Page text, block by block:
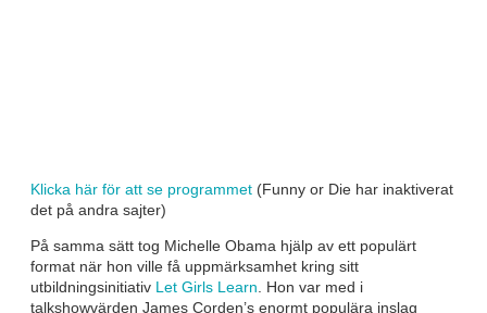
Klicka här för att se programmet (Funny or Die har inaktiverat
det på andra sajter)
På samma sätt tog Michelle Obama hjälp av ett populärt
format när hon ville få uppmärksamhet kring sitt
utbildningsinitiativ Let Girls Learn . Hon var med i
talkshowvärden James Corden’s enormt populära inslag